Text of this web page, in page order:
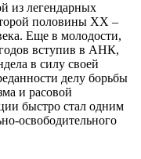
из легендарных
половины ХХ –
Еще в молодости,
вступив в АНК,
в силу своей
делу борьбы
и расовой
быстро стал одним
освободительного